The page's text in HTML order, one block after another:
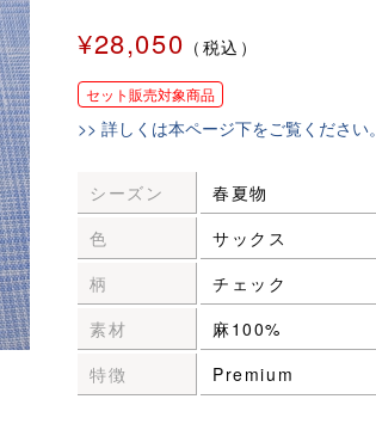
¥28,050 （税込）
セット販売対象商品
>> 詳しくは本ページ下をご覧ください。
シーズン
春夏物
色
サックス
柄
チェック
素材
麻100%
特徴
Premium